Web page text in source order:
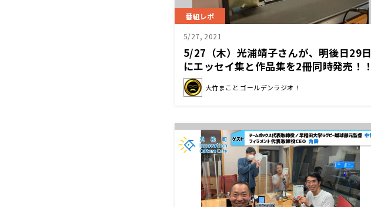
番組レポ
5/27, 2021
5/27（木）光浦靖子さんが、明後日29日
にエッセイ集と作品集を2冊同時発売！！
大竹まこと ゴールデンラジオ！